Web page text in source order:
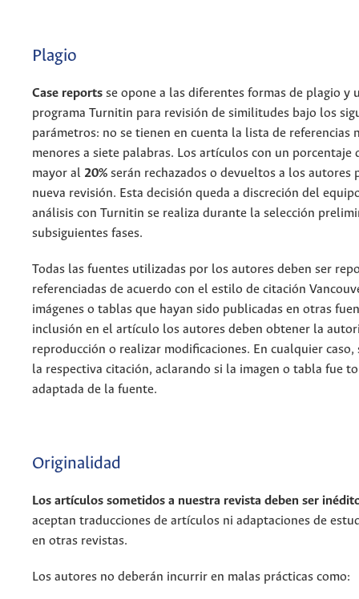
Plagio
Case reports se opone a las diferentes formas de plagio y
programa Turnitin para revisión de similitudes bajo los
parámetros: no se tienen en cuenta la lista de referencias
menores a siete palabras. Los artículos con un porcentaje
mayor al 20% serán rechazados o devueltos a los autores
nueva revisión. Esta decisión queda a discreción del
análisis con Turnitin se realiza durante la selección
subsiguientes fases.
Todas las fuentes utilizadas por los autores deben ser
referenciadas de acuerdo con el estilo de citación
imágenes o tablas que hayan sido publicadas en otras
inclusión en el artículo los autores deben obtener la
reproducción o realizar modificaciones. En cualquier caso,
la respectiva citación, aclarando si la imagen o tabla fue
adaptada de la fuente.
Originalidad
Los artículos sometidos a nuestra revista deben ser
aceptan traducciones de artículos ni adaptaciones de
en otras revistas.
Los autores no deberán incurrir en malas prácticas como: